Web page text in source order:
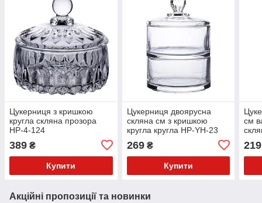
Цукерниця з кришкою
кругла скляна прозора
HP-4-124
389 ₴
Купити
Цукерниця двоярусна
скляна см з кришкою
кругла кругла HP-YH-23
269₴
Купити
см
219
Акційні пропозиції та новинки